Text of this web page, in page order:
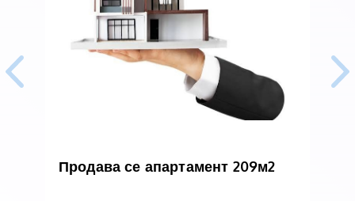
Продава се апартамент 209м2